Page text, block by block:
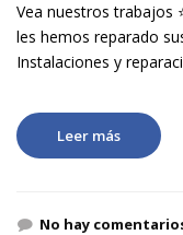
Vea nuestros trabajos
les hemos reparado
Instalaciones y
Leer más
No hay